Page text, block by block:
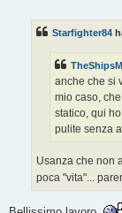
Starfighter84
anche che si
mio caso,
statico, qui
pulite senza
Usanza che non
poca "vita"...